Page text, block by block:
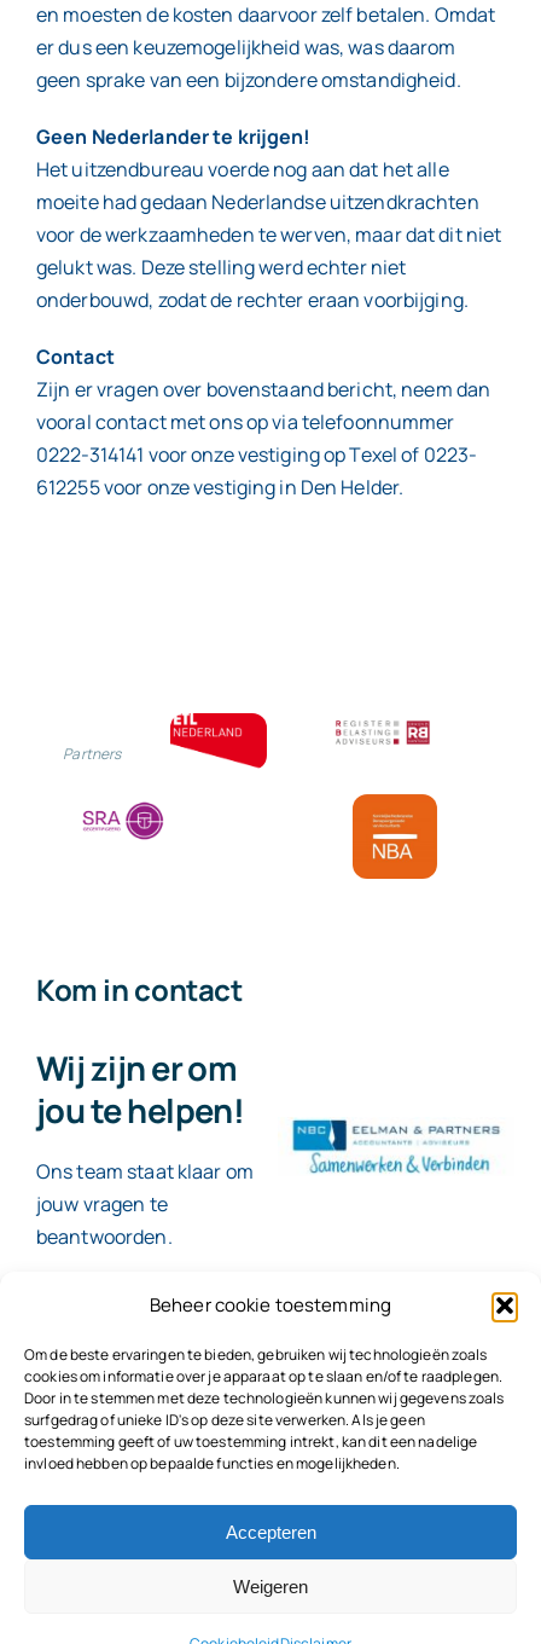
Beheer cookie toestemming
Om de beste ervaringen te bieden, gebruiken wij technologieën zoals
cookies om informatie over je apparaat op te slaan en/of te raadplegen.
Door in te stemmen met deze technologieën kunnen wij gegevens zoals
surfgedrag of unieke ID's op deze site verwerken. Als je geen
toestemming geeft of uw toestemming intrekt, kan dit een nadelige
invloed hebben op bepaalde functies en mogelijkheden.
Accepteren
Weigeren
en moesten de kosten daarvoor zelf betalen. Omdat
er dus een keuzemogelijkheid was, was daarom
geen sprake van een bijzondere omstandigheid.
Geen Nederlander te krijgen!
Het uitzendbureau voerde nog aan dat het alle
moeite had gedaan Nederlandse uitzendkrachten
voor de werkzaamheden te werven, maar dat dit niet
gelukt was. Deze stelling werd echter niet
onderbouwd, zodat de rechter eraan voorbijging.
Contact
Zijn er vragen over bovenstaand bericht, neem dan
vooral contact met ons op via telefoonnummer
0222-314141 voor onze vestiging op Texel of 0223-
612255 voor onze vestiging in Den Helder.
Partners
Kom in contact
Wij zijn er om
jou te helpen!
Ons team staat klaar om
jouw vragen te
beantwoorden.
Contact
© 2026NBC Eelman & Partners |KvK: 78187591
Algemene voorwaarden|Disclaimer | Copyright |